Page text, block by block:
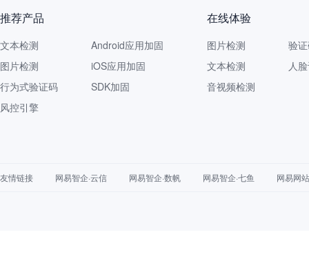
推荐产品
文本检测
图片检测
行为式验证码
风控引擎
Android应用加固
iOS应用加固
SDK加固
在线体验
图片检测
文本检测
音视频检测
验
人
友情链接 网易智企·云信 网易智企·数帆 网易智企·七鱼 网易网